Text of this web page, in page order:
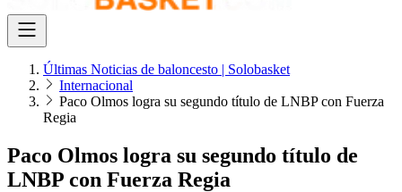
Últimas Noticias de baloncesto | Solobasket
Internacional
Paco Olmos logra su segundo título de LNBP con Fuerza
Regia
Paco Olmos logra su segundo título de
LNBP con Fuerza Regia